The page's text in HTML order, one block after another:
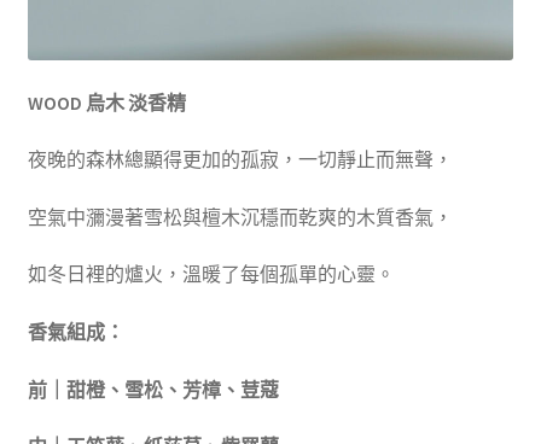
WOOD 烏木 淡香精
夜晚的森林總顯得更加的孤寂，一切靜止而無聲，
空氣中瀰漫著雪松與檀木沉穩而乾爽的木質香氣，
如冬日裡的爐火，溫暖了每個孤單的心靈。
香氣組成：
前｜甜橙、雪松、芳樟、荳蔻